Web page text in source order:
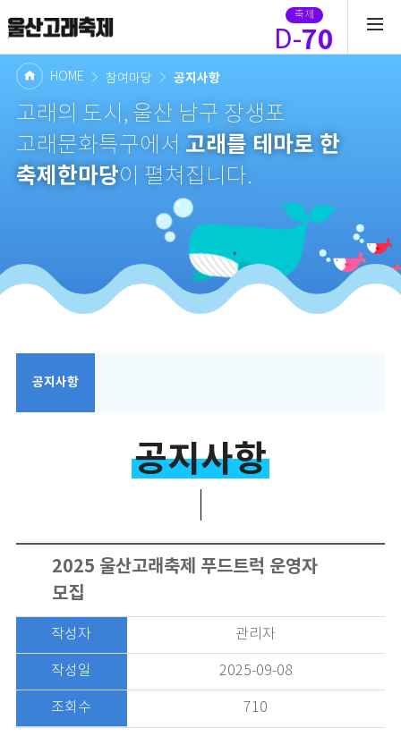
축제
D-70
HOME 참여마당 공지사항
고래의 도시, 울산 남구 장생포
고래문화특구에서 고래를 테마로 한
축제한마당이 펼쳐집니다.
공지사항
공지사항
2025 울산고래축제 푸드트럭 운영자
모집
작성자 관리자
작성일 2025-09-08
조회수 710